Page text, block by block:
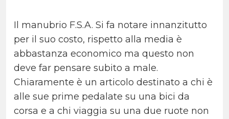
Il manubrio F.S.A. Si fa notare innanzitutto
per il suo costo, rispetto alla media è
abbastanza economico ma questo non
deve far pensare subito a male.
Chiaramente è un articolo destinato a chi è
alle sue prime pedalate su una bici da
corsa e a chi viaggia su una due ruote non